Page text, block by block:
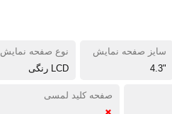
سایز صفحه نمایش
"4.3
نوع صفحه نمایش
LCD رنگی
صفحه کلید لمسی